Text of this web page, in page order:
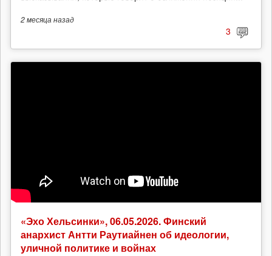
2 месяцаназад
3
«Эхо Хельсинки», 06.05.2026. Финский
анархист Антти Раутиайнен об идеологии,
уличной политике и войнах